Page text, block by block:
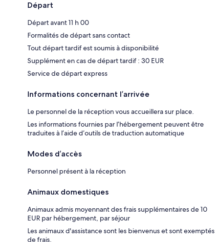
Départ
Départ avant 11 h 00
Formalités de départ sans contact
Tout départ tardif est soumis à disponibilité
Supplément en cas de départ tardif : 30 EUR
Service de départ express
Informations concernant l’arrivée
Le personnel de la réception vous accueillera sur place.
Les informations fournies par l’hébergement peuvent être
traduites à l’aide d’outils de traduction automatique
Modes d’accès
Personnel présent à la réception
Animaux domestiques
Animaux admis moyennant des frais supplémentaires de 10
EUR par hébergement, par séjour
Les animaux d'assistance sont les bienvenus et sont exemptés
de frais.